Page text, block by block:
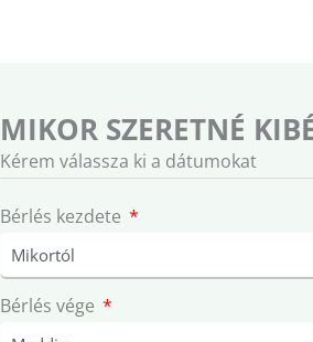
MIKOR SZERETNÉ
Kérem válassza ki a dátumokat
Bérlés kezdete
Bérlés vége